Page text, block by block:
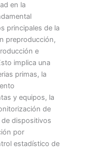
en la
principales de la
preproducción,
e
implica una
primas, la
y equipos, la
de
dispositivos
por
estadístico de